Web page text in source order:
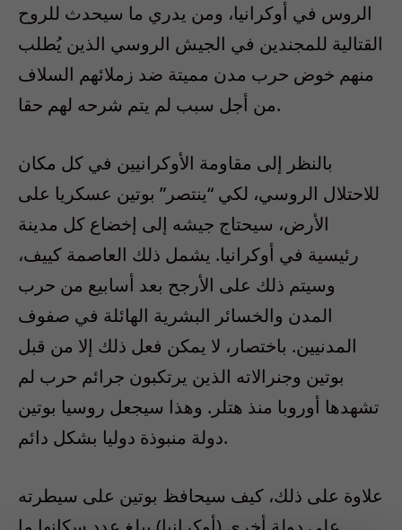
الروس في أوكرانيا، ومن يدري ما سيحدث للروح
القتالية للمجندين في الجيش الروسي الذين يُطلب
منهم خوض حرب مدن مميتة ضد زملائهم السلاف
من أجل سبب لم يتم شرحه لهم حقا.
بالنظر إلى مقاومة الأوكرانيين في كل مكان
للاحتلال الروسي، لكي “ينتصر” بوتين عسكريا على
الأرض، سيحتاج جيشه إلى إخضاع كل مدينة
رئيسية في أوكرانيا. يشمل ذلك العاصمة كييف،
وسيتم ذلك على الأرجح بعد أسابيع من حرب
المدن والخسائر البشرية الهائلة في صفوف
المدنيين. باختصار، لا يمكن فعل ذلك إلا من قبل
بوتين وجنرالاته الذين يرتكبون جرائم حرب لم
تشهدها أوروبا منذ هتلر. وهذا سيجعل روسيا بوتين
دولة منبوذة دوليا بشكل دائم.
علاوة على ذلك، كيف سيحافظ بوتين على سيطرته